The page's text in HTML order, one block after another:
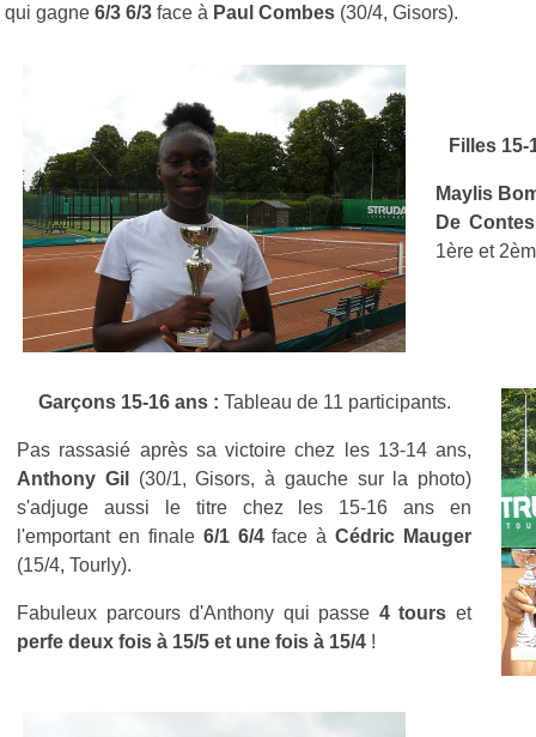
qui gagne 6/3 6/3 face à Paul Combes (30/4, Gisors).
Filles 15-
Maylis
De Contes
1ère et
Garçons 15-16 ans : Tableau de 11 participants.
Pas rassasié après sa victoire chez les 13-14 ans,
Anthony Gil
(30/1, Gisors, à gauche sur la photo)
s'adjuge aussi le titre chez les 15-16 ans en
l'emportant en finale 6/1 6/4face àCédric Mauger
(15/4, Tourly).
Fabuleux parcours d'Anthony qui passe 4 tours et
perfe deux fois à 15/5 et une fois à 15/4 !